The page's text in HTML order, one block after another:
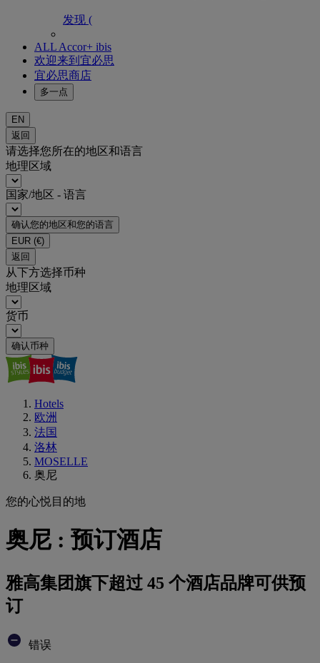
发现 (
ALL Accor+ ibis
欢迎来到宜必思
宜必思商店
多一点
EN
返回
请选择您所在的地区和语言
地理区域
国家/地区 - 语言
确认您的地区和您的语言
EUR (€)
返回
从下方选择币种
地理区域
货币
确认币种
Hotels
欧洲
法国
洛林
MOSELLE
奥尼
您的心悦目的地
奥尼 : 预订酒店
雅高集团旗下超过 45 个酒店品牌可供预
订
错误